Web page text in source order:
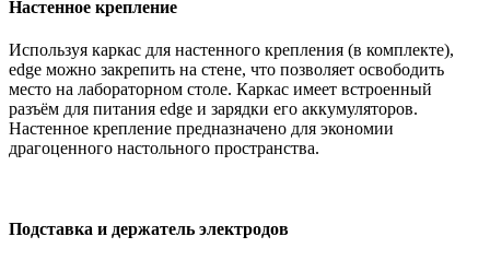
Настенное крепление
Используя каркас для настенного крепления (в комплекте),
edge можно закрепить на стене, что позволяет освободить
место на лабораторном столе. Каркас имеет встроенный
разъём для питания edge и зарядки его аккумуляторов.
Настенное крепление предназначено для экономии
драгоценного настольного пространства.
Подставка и держатель электродов